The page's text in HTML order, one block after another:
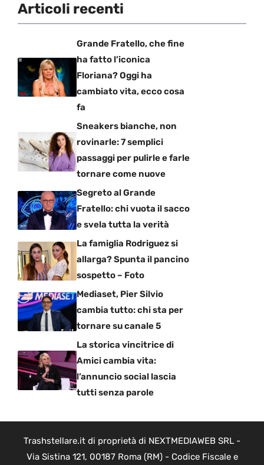
Articoli recenti
Grande Fratello, che fine
ha fatto l’iconica
Floriana? Oggi ha
cambiato vita, ecco cosa
fa
Sneakers bianche, non
rovinarle: 7 semplici
passaggi per pulirle e farle
tornare come nuove
Segreto al Grande
Fratello: chi vuota il sacco
e svela tutta la verità
La famiglia Rodriguez si
allarga? Spunta il pancino
sospetto – Foto
Mediaset, Pier Silvio
cambia tutto: chi sta per
tornare su canale 5
La storica vincitrice di
Amici cambia vita:
l’annuncio social lascia
tutti senza parole
Trashstellare.it di proprietà di NEXTMEDIAWEB SRL -
Via Sistina 121, 00187 Roma (RM) - Codice Fiscale e